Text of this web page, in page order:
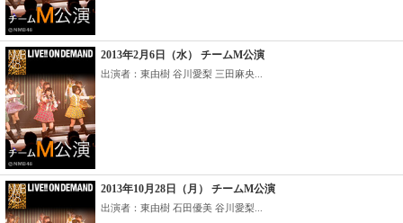
2013年2月6日（水） チームM公演
出演者：東由樹 谷川愛梨 三田麻央...
2013年10月28日（月） チームM公演
出演者：東由樹 石田優美 谷川愛梨...